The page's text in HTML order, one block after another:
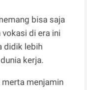
bisa saja
di era ini
didik lebih
kerja.
menjamin